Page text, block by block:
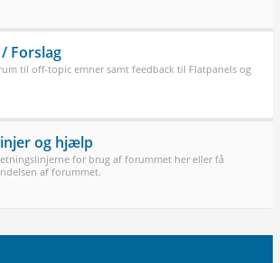
Forslag
til off-topic emner samt feedback til Flatpanels og
og hjælp
for brug af forummet her eller få
af forummet.